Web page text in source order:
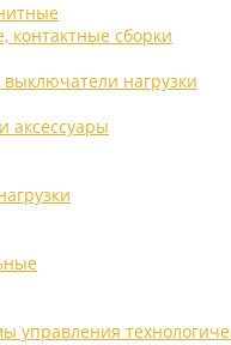
контактные сборки
нагрузки
аксессуары
управления